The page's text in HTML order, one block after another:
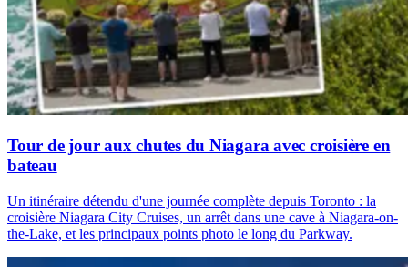
Tour de jour aux chutes du Niagara avec croisière en
bateau
Un itinéraire détendu d'une journée complète depuis Toronto : la
croisière Niagara City Cruises, un arrêt dans une cave à Niagara-on-
the-Lake, et les principaux points photo le long du Parkway.